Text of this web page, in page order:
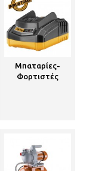
Μπαταρίες-
Φορτιστές